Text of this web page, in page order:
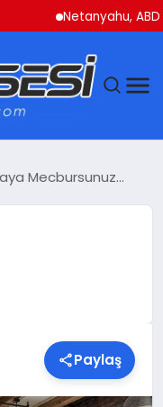
Netanyahu, ABD
Mecbursunuz…
Paylaş